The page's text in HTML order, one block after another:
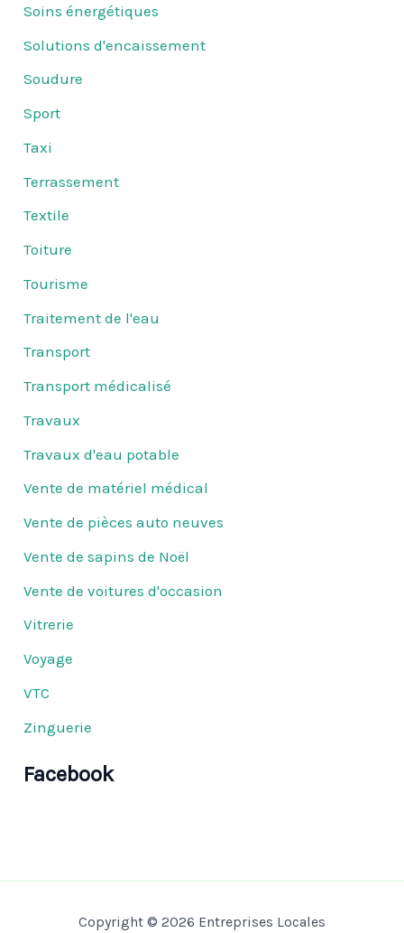
Soins énergétiques
Solutions d'encaissement
Soudure
Sport
Taxi
Terrassement
Textile
Toiture
Tourisme
Traitement de l'eau
Transport
Transport médicalisé
Travaux
Travaux d'eau potable
Vente de matériel médical
Vente de pièces auto neuves
Vente de sapins de Noël
Vente de voitures d'occasion
Vitrerie
Voyage
VTC
Zinguerie
Facebook
Copyright © 2026 Entreprises Locales